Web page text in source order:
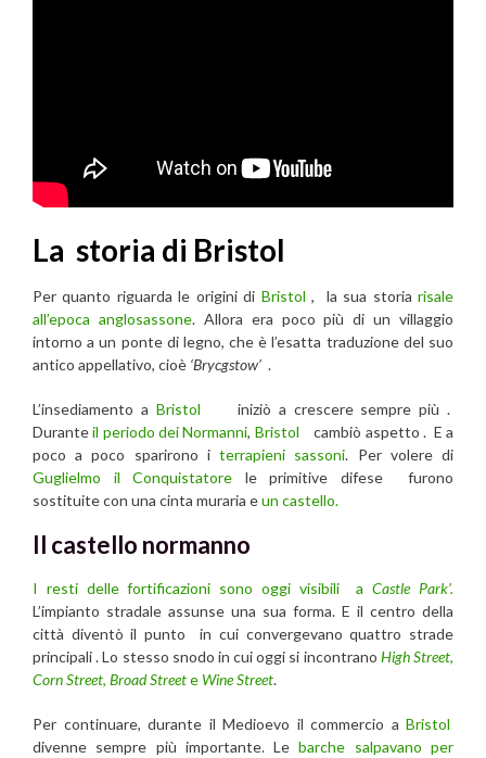
La storia di Bristol
Per quanto riguarda le origini di Bristol , la sua storia risale
all’epoca anglosassone. Allora era poco più di un villaggio
intorno a un ponte di legno, che è l’esatta traduzione del suo
antico appellativo, cioè ‘Brycgstow’ .
L’insediamento a Bristol
iniziò a crescere sempre più .
Duranteil periodo dei Normanni, Bristol
cambiò aspetto . E a
poco a poco sparirono iterrapieni sassoni. Per volere di
Guglielmo il Conquistatore le primitive difese furono
sostituite con una cinta muraria eun castello.
Il castello normanno
I resti delle fortificazioni sono oggi visibili aCastle Park’.
L’impianto stradale assunse una sua forma. E il centro della
città diventò il punto in cui convergevano quattro strade
principali . Lo stesso snodo in cui oggi si incontrano High Street,
Corn Street, Broad Streete Wine Street.
Per continuare, durante il Medioevo il commercio a Bristol
divenne sempre più importante. Lebarche salpavano per